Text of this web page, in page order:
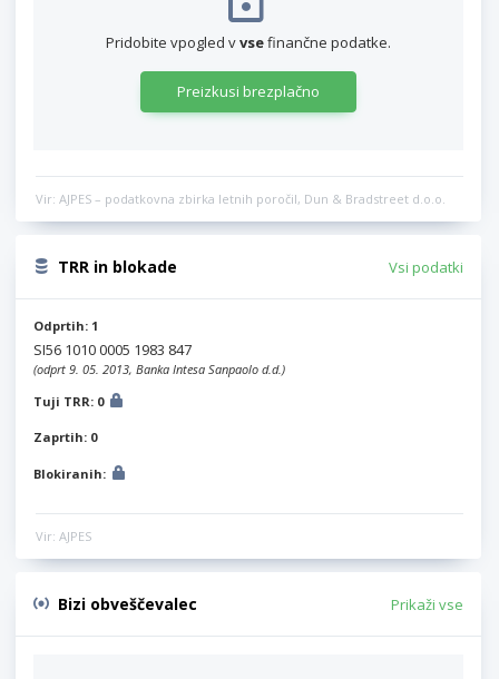
Pridobite vpogled vvsefinančne podatke.
Preizkusi brezplačno
Vir: AJPES – podatkovna zbirka letnih poročil, Dun & Bradstreet d.o.o.
TRR in blokade Vsi podatki
Odprtih: 1
SI56 1010 0005 1983 847
(odprt 9. 05. 2013, Banka Intesa Sanpaolo d.d.)
Tuji TRR: 0
Zaprtih: 0
Blokiranih:
Vir: AJPES
Bizi obveščevalec Prikaži vse